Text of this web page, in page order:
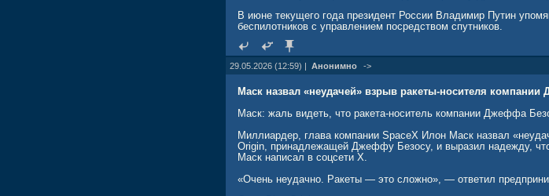
В июне текущего года президент России Владимир Путин
беспилотников с управлением посредством спутников.
29.05.2026 (12:59) | Анонимно ->
Маск назвал «неудачей» взрыв ракеты-носителя компании
Маск: жаль видеть, что ракета-носитель компании Джеффа
Миллиардер, глава компании SpaceX Илон Маск назвал
Origin, принадлежащей Джеффу Безосу, и выразил надежду,
Маск написал в соцсети X.
«Очень неудачно. Ракеты — это сложно», — ответил